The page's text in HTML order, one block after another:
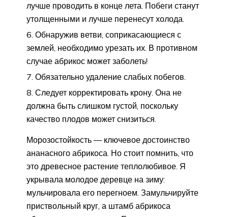
лучше проводить в конце лета. Побеги станут
утолщенными и лучше перенесут холода.
Обнаружив ветви, соприкасающиеся с
землей, необходимо урезать их. В противном
случае абрикос может заболеть!
Обязательно удаление слабых побегов.
Следует корректировать крону. Она не
должна быть слишком густой, поскольку
качество плодов может снизиться.
Морозостойкость — ключевое достоинство
ананасного абрикоса. Но стоит помнить, что
это древесное растение теплолюбивое. Я
укрывала молодое деревце на зиму:
мульчировала его перегноем. Замульчируйте
приствольный круг, а штамб абрикоса